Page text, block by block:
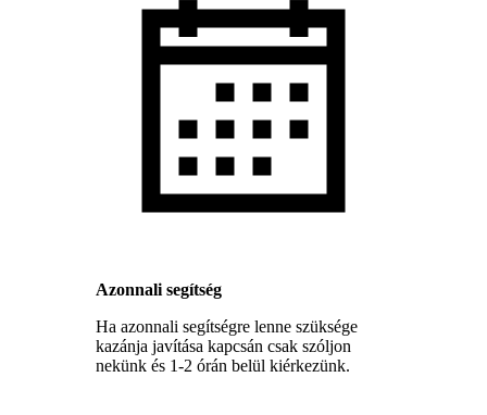
Azonnali segítség
Ha azonnali segítségre lenne szüksége
kazánja javítása kapcsán csak szóljon
nekünk és 1-2 órán belül kiérkezünk.